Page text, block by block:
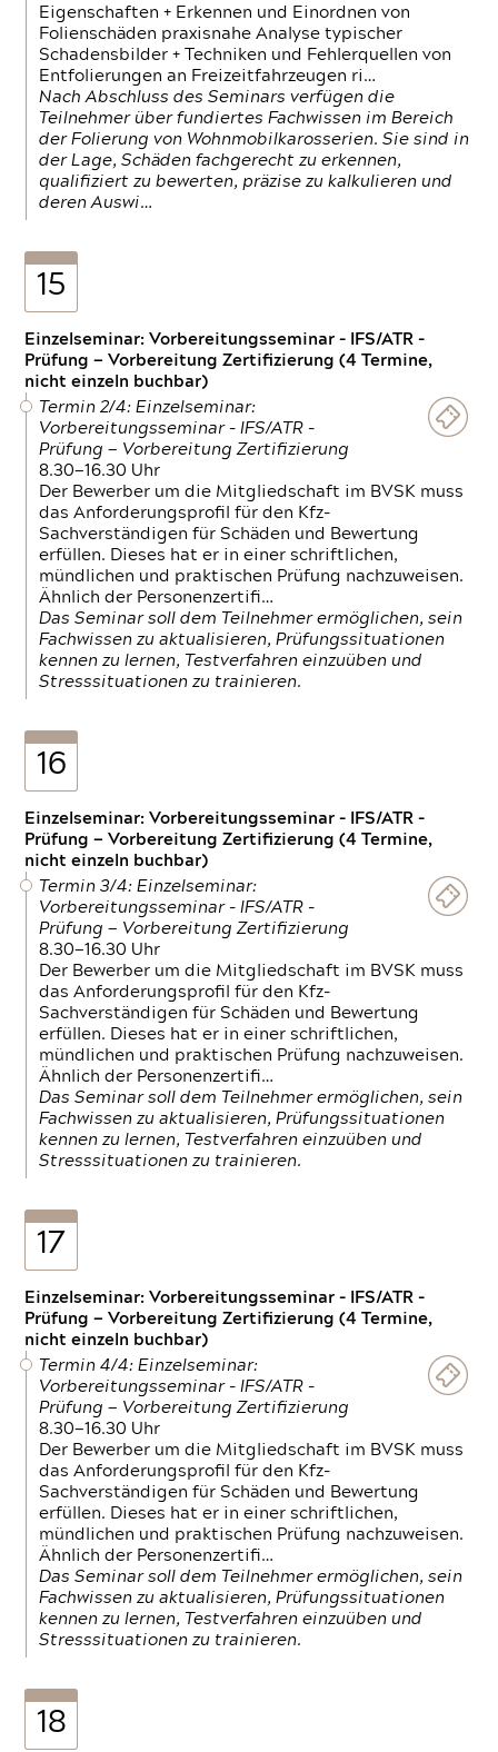
Eigenschaften + Erkennen und Einordnen von
Folienschäden praxisnahe Analyse typischer
Schadensbilder + Techniken und Fehlerquellen von
Entfolierungen an Freizeitfahrzeugen ri…
Nach Abschluss des Seminars verfügen die
Teilnehmer über fundiertes Fachwissen im Bereich
der Folierung von Wohnmobilkarosserien. Sie sind in
der Lage, Schäden fachgerecht zu erkennen,
qualifiziert zu bewerten, präzise zu kalkulieren und
deren Auswi…
15
Einzelseminar: Vorbereitungsseminar - IFS/ATR -
Prüfung — Vorbereitung Zertifizierung (4 Termine,
nicht einzeln buchbar)
Termin 2/4: Einzelseminar:
Vorbereitungsseminar - IFS/ATR -
Prüfung — Vorbereitung Zertifizierung
8.30—16.30 Uhr
Der Bewerber um die Mitgliedschaft im BVSK muss
das Anforderungsprofil für den Kfz-
Sachverständigen für Schäden und Bewertung
erfüllen. Dieses hat er in einer schriftlichen,
mündlichen und praktischen Prüfung nachzuweisen.
Ähnlich der Personenzertifi…
Das Seminar soll dem Teilnehmer ermöglichen, sein
Fachwissen zu aktualisieren, Prüfungssituationen
kennen zu lernen, Testverfahren einzuüben und
Stresssituationen zu trainieren.
16
Einzelseminar: Vorbereitungsseminar - IFS/ATR -
Prüfung — Vorbereitung Zertifizierung (4 Termine,
nicht einzeln buchbar)
Termin 3/4: Einzelseminar:
Vorbereitungsseminar - IFS/ATR -
Prüfung — Vorbereitung Zertifizierung
8.30—16.30 Uhr
Der Bewerber um die Mitgliedschaft im BVSK muss
das Anforderungsprofil für den Kfz-
Sachverständigen für Schäden und Bewertung
erfüllen. Dieses hat er in einer schriftlichen,
mündlichen und praktischen Prüfung nachzuweisen.
Ähnlich der Personenzertifi…
Das Seminar soll dem Teilnehmer ermöglichen, sein
Fachwissen zu aktualisieren, Prüfungssituationen
kennen zu lernen, Testverfahren einzuüben und
Stresssituationen zu trainieren.
17
Einzelseminar: Vorbereitungsseminar - IFS/ATR -
Prüfung — Vorbereitung Zertifizierung (4 Termine,
nicht einzeln buchbar)
Termin 4/4: Einzelseminar:
Vorbereitungsseminar - IFS/ATR -
Prüfung — Vorbereitung Zertifizierung
8.30—16.30 Uhr
Der Bewerber um die Mitgliedschaft im BVSK muss
das Anforderungsprofil für den Kfz-
Sachverständigen für Schäden und Bewertung
erfüllen. Dieses hat er in einer schriftlichen,
mündlichen und praktischen Prüfung nachzuweisen.
Ähnlich der Personenzertifi…
Das Seminar soll dem Teilnehmer ermöglichen, sein
Fachwissen zu aktualisieren, Prüfungssituationen
kennen zu lernen, Testverfahren einzuüben und
Stresssituationen zu trainieren.
18